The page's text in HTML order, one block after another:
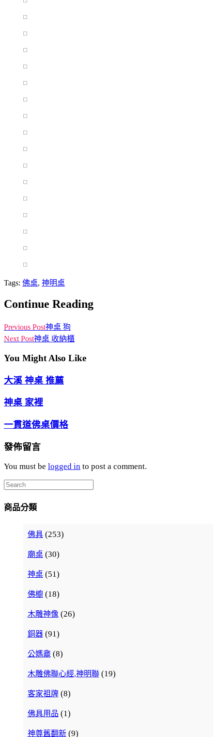
Tags: 佛桌, 神明桌
Continue Reading
Previous Post神桌 狗
Next Post神桌 收納櫃
You Might Also Like
大溪 神桌 推薦
神桌 家裡
一貫道佛桌價格
發佈留言
You must be logged in to post a comment.
商品分類
佛具 (253)
廟桌 (30)
神桌 (51)
佛櫥 (18)
木雕神像 (26)
銅器 (91)
公媽龕 (8)
木雕佛聯心經,神明聯 (19)
客家祖牌 (8)
佛具用品 (1)
神尊舊翻新 (9)